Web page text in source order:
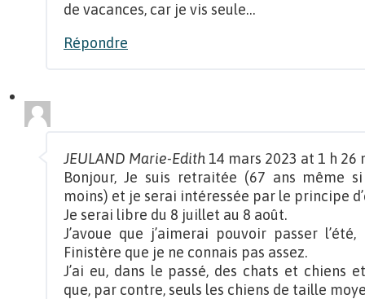
de vacances, car je vis seule…
Répondre
JEULAND Marie-Edith 14 mars 2023 at 1 h 26
Bonjour, Je suis retraitée (67 ans même
moins) et je serai intéressée par le principe
Je serai libre du 8 juillet au 8 août.
J’avoue que j’aimerai pouvoir passer
Finistère que je ne connais pas assez.
J’ai eu, dans le passé, des chats et chiens
que, par contre, seuls les chiens de taille